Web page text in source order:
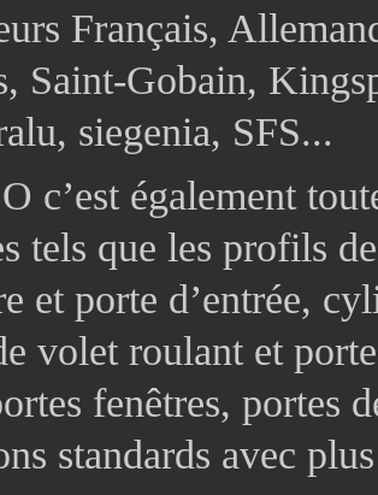
Français,
Saint-Gobain,
siegenia, SFS...
c’est également
tels que les profils
et porte d’entrée,
volet roulant et
fenêtres, portes
standards avec